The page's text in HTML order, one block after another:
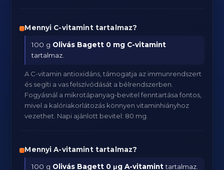
Mennyi C-vitamint tartalmaz?
100 g Olivás Bagett 0 mg C-vitamint
tartalmaz.
A C-vitamin antioxidáns, támogatja az immunrendszert
és segíti a vas felszívódását a bélrendszerben.
Fogyásnál a mikrotápanyag-bevitel fenntartása fontos,
mivel a kalóriakorlátozás könnyen vitaminhiányhoz
vezethet. Napi ajánlott bevitel: 80 mg.
Mennyi A-vitamint tartalmaz?
100 g Olivás Bagett 0 μg A-vitaminttartalmaz.